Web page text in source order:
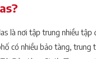
là nơi tập trung nhiều tập
có nhiều bảo tàng, trung